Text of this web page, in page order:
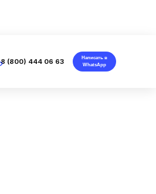
8 (800) 444 06 63
Написать в
WhatsApp